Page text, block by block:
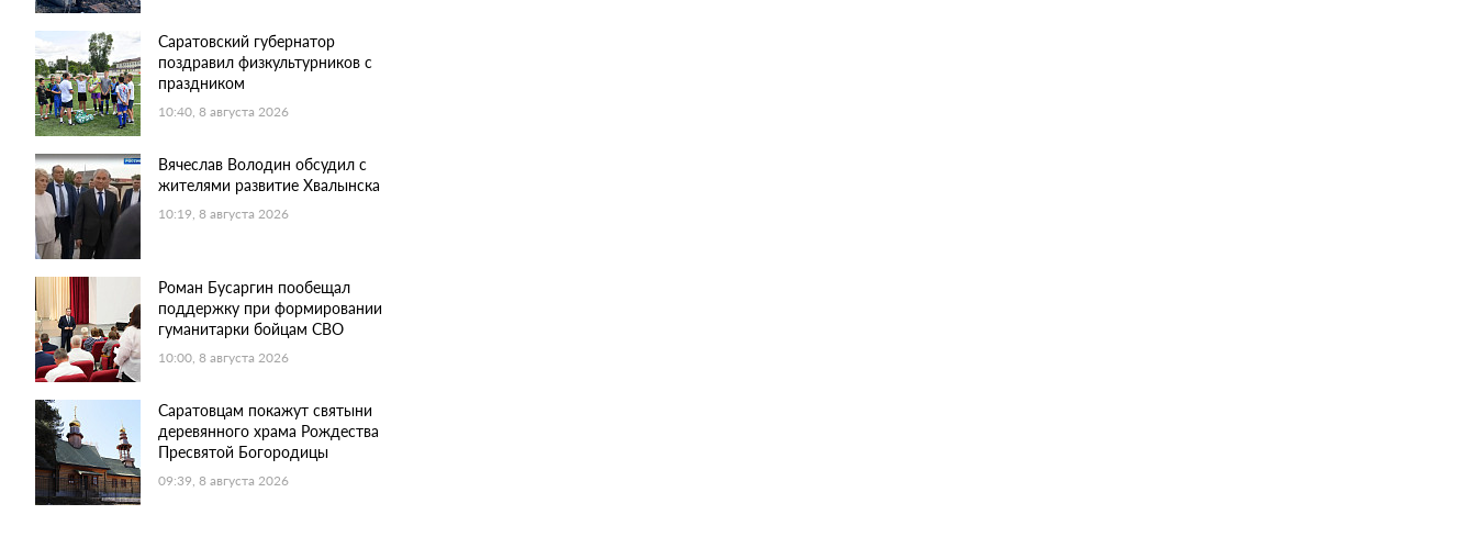
Саратовский губернатор
поздравил физкультурников с
праздником
10:40, 8 августа 2026
Вячеслав Володин обсудил с
жителями развитие Хвалынска
10:19, 8 августа 2026
Роман Бусаргин пообещал
поддержку при формировании
гуманитарки бойцам СВО
10:00, 8 августа 2026
Саратовцам покажут святыни
деревянного храма Рождества
Пресвятой Богородицы
09:39, 8 августа 2026